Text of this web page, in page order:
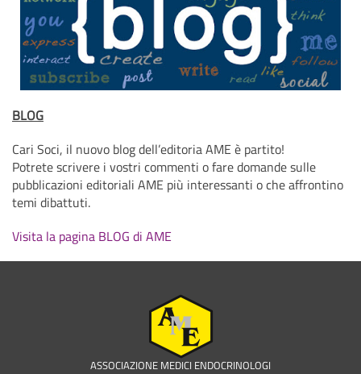
BLOG
Cari Soci, il nuovo blog dell’editoria AME è partito!
Potrete scrivere i vostri commenti o fare domande sulle
pubblicazioni editoriali AME più interessanti o che affrontino
temi dibattuti.
Visita la pagina BLOG di AME
ASSOCIAZIONE MEDICI ENDOCRINOLOGI